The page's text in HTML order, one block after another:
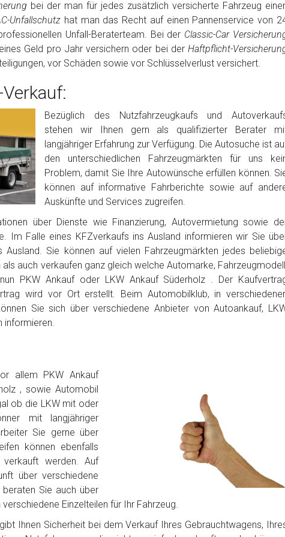
bei der man für jedes zusätzlich versicherte Fahrzeug
Unfallschutz hat man das Recht auf einen Pannenservice von
Unfall-Beraterteam. Bei der Classic-Car
Geld pro Jahr versichern oder bei der Haftpflicht-
vor Schäden sowie vor Schlüsselverlust versichert.
Bezüglich des Nutzfahrzeugkaufs und
stehen wir Ihnen gern als qualifizierter Berater
langjähriger Erfahrung zur Verfügung. Die Autosuche ist
den unterschiedlichen Fahrzeugmärkten für uns
Problem, damit Sie Ihre Autowünsche erfüllen können.
können auf informative Fahrberichte sowie auf
Auskünfte und Services zugreifen.
über Dienste wie Finanzierung, Autovermietung sowie
Im Falle eines KFZverkaufs ins Ausland informieren wir Sie
Ausland. Sie können auf vielen Fahrzeugmärkten jedes
auch verkaufen ganz gleich welche Automarke,
PKW Ankauf oder LKW Ankauf Süderholz . Der
wird vor Ort erstellt. Beim Automobilklub, in
Sie sich über verschiedene Anbieter von Autoankauf,
informieren.
allem PKW Ankauf
, sowie Automobil
ob die LKW mit oder
mit langjähriger
Sie gerne über
können ebenfalls
werden. Auf
über verschiedene
beraten Sie auch über
Einzelteilen für Ihr Fahrzeug.
Ihnen Sicherheit bei dem Verkauf Ihres Gebrauchtwagens,